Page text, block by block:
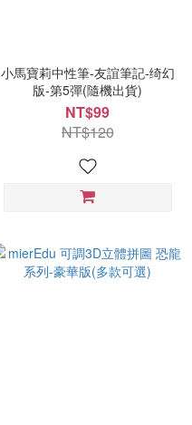
小馬寶莉中性筆-友誼筆記-绮幻
版-第5彈(隨機出貨)
NT$99
NT$120